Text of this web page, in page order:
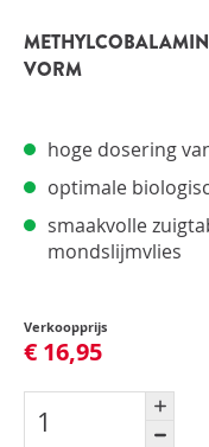
VORM
hoge dosering
optimale
smaakvolle
mondslijmvlies
Verkoopprijs
€ 16,95